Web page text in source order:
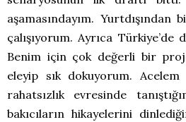
aşamasındayım.
çalışıyorum. Ayrıca Türkiye’de
Benim için çok değerli bir
eleyip sık dokuyorum.
rahatsızlık evresinde
bakıcıların hikayelerini